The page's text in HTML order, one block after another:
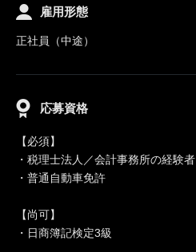
雇用形態
正社員（中途）
応募資格
【必須】
・税理士法人／会計事務所の経験者
・普通自動車免許
【尚可】
・日商簿記検定3級